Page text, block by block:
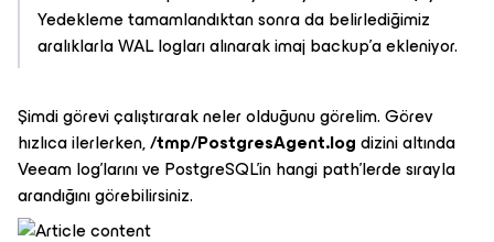
Yedekleme tamamlandıktan sonra da belirlediğimiz
aralıklarla WAL logları alınarak imaj backup’a ekleniyor.
Şimdi görevi çalıştırarak neler olduğunu görelim. Görev
hızlıca ilerlerken,/tmp/PostgresAgent.logdizini altında
Veeam log’larını ve PostgreSQL’in hangi path’lerde sırayla
arandığını görebilirsiniz.